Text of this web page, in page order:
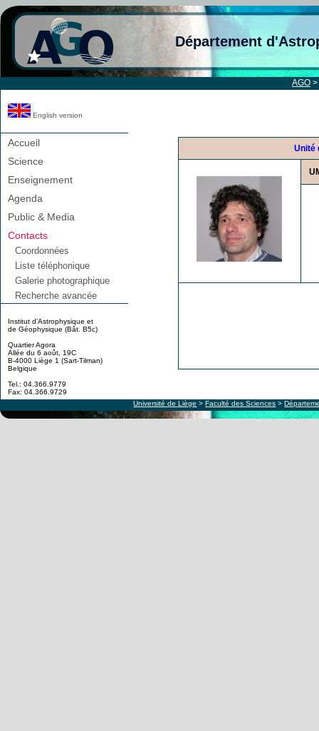
Département
AGO >
English version
Accueil
Science
Enseignement
Agenda
Public & Media
Contacts
Coordonnées
Liste téléphonique
Galerie photographique
Recherche avancée
Institut d'Astrophysique et
de Géophysique (Bât. B5c)
Quartier Agora
Allée du 6 août, 19C
B-4000 Liège 1 (Sart-Tilman)
Belgique
Tel.: 04.366.9779
Fax: 04.366.9729
Unité
Université de Liège >Faculté des Sciences >